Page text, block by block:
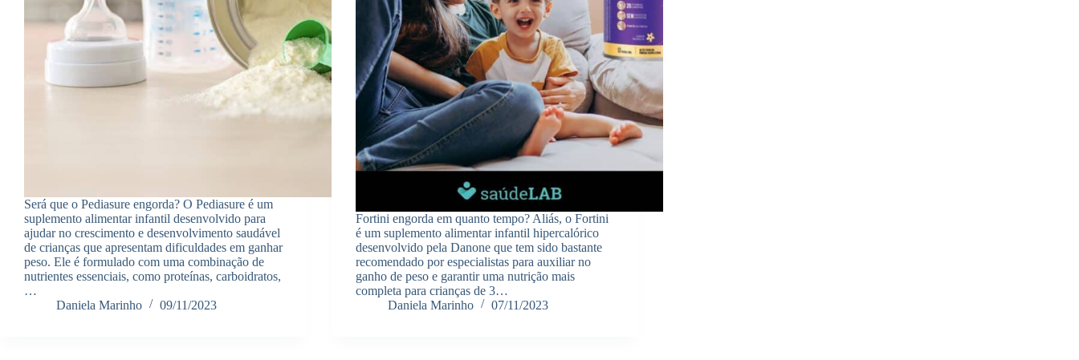
Será que o Pediasure engorda? O Pediasure é um
suplemento alimentar infantil desenvolvido para
ajudar no crescimento e desenvolvimento saudável
de crianças que apresentam dificuldades em ganhar
peso. Ele é formulado com uma combinação de
nutrientes essenciais, como proteínas, carboidratos,
…
Daniela Marinho
09/11/2023
Fortini engorda em quanto tempo? Aliás, o Fortini
é um suplemento alimentar infantil hipercalórico
desenvolvido pela Danone que tem sido bastante
recomendado por especialistas para auxiliar no
ganho de peso e garantir uma nutrição mais
completa para crianças de 3…
Daniela Marinho
07/11/2023